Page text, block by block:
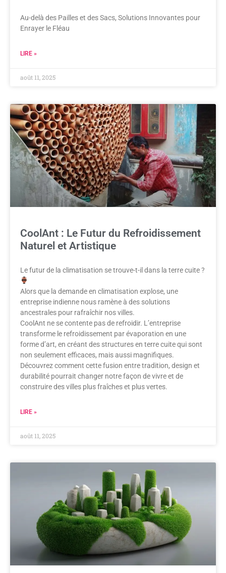
Au-delà des Pailles et des Sacs, Solutions Innovantes pour
Enrayer le Fléau
LIRE »
août 11, 2025
CoolAnt : Le Futur du Refroidissement
Naturel et Artistique
Le futur de la climatisation se trouve-t-il dans la terre cuite ?
Alors que la demande en climatisation explose, une
entreprise indienne nous ramène à des solutions
ancestrales pour rafraîchir nos villes.
CoolAnt ne se contente pas de refroidir. L’entreprise
transforme le refroidissement par évaporation en une
forme d’art, en créant des structures en terre cuite qui sont
non seulement efficaces, mais aussi magnifiques.
Découvrez comment cette fusion entre tradition, design et
durabilité pourrait changer notre façon de vivre et de
construire des villes plus fraîches et plus vertes.
LIRE »
août 11, 2025